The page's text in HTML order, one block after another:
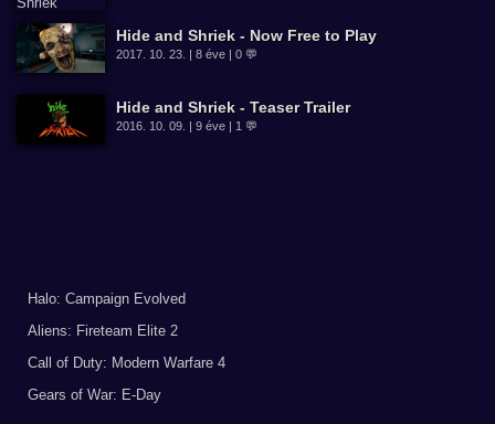
Hide and Shriek - Now Free to Play
2017. 10. 23. | 8 éve | 0 💬
Hide and Shriek - Teaser Trailer
2016. 10. 09. | 9 éve | 1 💬
Halo: Campaign Evolved
Aliens: Fireteam Elite 2
Call of Duty: Modern Warfare 4
Gears of War: E-Day